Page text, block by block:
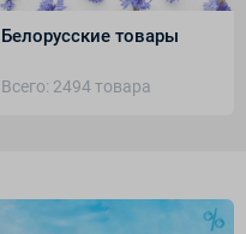
Белорусские товары
Всего: 2494 товара